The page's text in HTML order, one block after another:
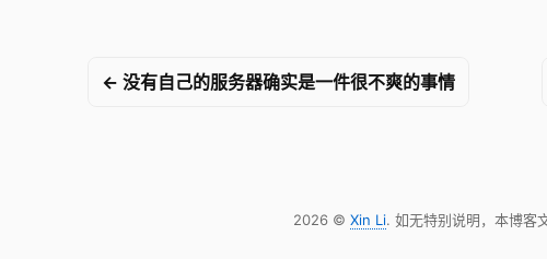
← 没有自己的服务器确实是一件很不爽的事情
2026 © Xin Li. 如无特别说明，本博客